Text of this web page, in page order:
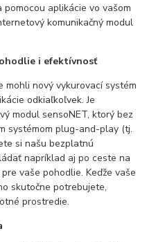
aplikácie vo vašom
komunikačný modul
i efektívnosť
mohli nový vykurovací systém
odkiaľkoľvek. Je
modul sensoNET, ktorý bez
systémom plug-and-play (tj.
si našu bezplatnú
napríklad aj po ceste na
vaše pohodlie. Keďže vaše
skutočne potrebujete,
prostredie.